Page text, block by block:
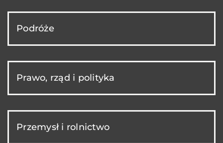
Podróże
Prawo, rząd i polityka
Przemysł i rolnictwo